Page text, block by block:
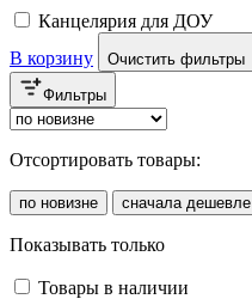
Канцелярия для ДОУ
В корзину
Очистить фильтры
Фильтры
Отсортировать товары:
по новизне сначала дешевле
Показывать только
Товары в наличии